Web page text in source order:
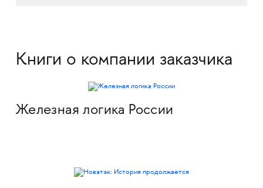
Книги о компании заказчика
Железная логика России